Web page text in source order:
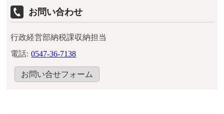
お問い合わせ
行政経営部納税課収納担当
電話: 0547-36-7138
お問い合せフォーム